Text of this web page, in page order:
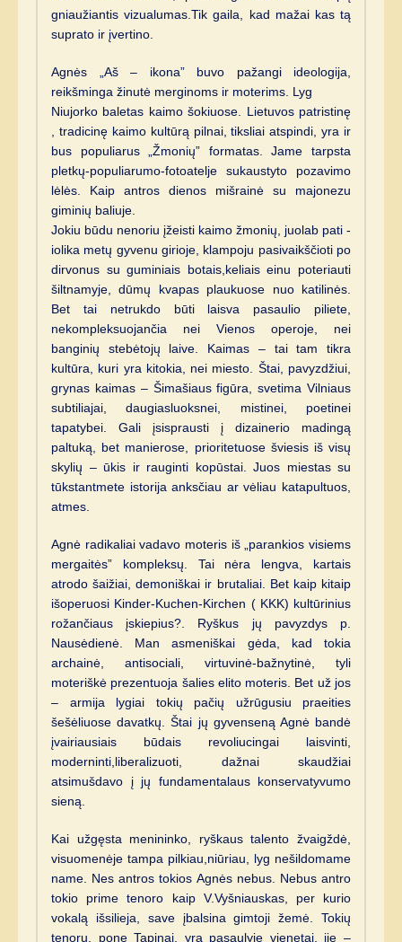
gniaužiantis vizualumas.Tik gaila, kad mažai kas tą
suprato ir įvertino.
Agnės „Aš – ikona” buvo pažangi ideologija,
reikšminga žinutė merginoms ir moterims. Lyg
Niujorko baletas kaimo šokiuose. Lietuvos patristinę
, tradicinę kaimo kultūrą pilnai, tiksliai atspindi, yra ir
bus populiarus „Žmonių” formatas. Jame tarpsta
pletkų-populiarumo-fotoatelje sukaustyto pozavimo
lėlės. Kaip antros dienos mišrainė su majonezu
giminių baliuje.
Jokiu būdu nenoriu įžeisti kaimo žmonių, juolab pati -
iolika metų gyvenu girioje, klampoju pasivaikščioti po
dirvonus su guminiais botais,keliais einu poteriauti
šiltnamyje, dūmų kvapas plaukuose nuo katilinės.
Bet tai netrukdo būti laisva pasaulio piliete,
nekompleksuojančia nei Vienos operoje, nei
banginių stebėtojų laive. Kaimas – tai tam tikra
kultūra, kuri yra kitokia, nei miesto. Štai, pavyzdžiui,
grynas kaimas – Šimašiaus figūra, svetima Vilniaus
subtiliajai, daugiasluoksnei, mistinei, poetinei
tapatybei. Gali įsisprausti į dizainerio madingą
paltuką, bet manierose, prioritetuose šviesis iš visų
skylių – ūkis ir rauginti kopūstai. Juos miestas su
tūkstantmete istorija anksčiau ar vėliau katapultuos,
atmes.
Agnė radikaliai vadavo moteris iš „parankios visiems
mergaitės” kompleksų. Tai nėra lengva, kartais
atrodo šaižiai, demoniškai ir brutaliai. Bet kaip kitaip
išoperuosi Kinder-Kuchen-Kirchen ( KKK) kultūrinius
rožančiaus įskiepius?. Ryškus jų pavyzdys p.
Nausėdienė. Man asmeniškai gėda, kad tokia
archainė, antisociali, virtuvinė-bažnytinė, tyli
moteriškė prezentuoja šalies elito moteris. Bet už jos
– armija lygiai tokių pačių užrūgusiu praeities
šešėliuose davatkų. Štai jų gyvenseną Agnė bandė
įvairiausiais būdais revoliucingai laisvinti,
moderninti,liberalizuoti, dažnai skaudžiai
atsimušdavo į jų fundamentalaus konservatyvumo
sieną.
Kai užgęsta menininko, ryškaus talento žvaigždė,
visuomenėje tampa pilkiau,niūriau, lyg nešildomame
name. Nes antros tokios Agnės nebus. Nebus antro
tokio prime tenoro kaip V.Vyšniauskas, per kurio
vokalą išsilieja, save įbalsina gimtoji žemė. Tokių
tenorų, pone Tapinai, yra pasaulyje vienetai, jie –